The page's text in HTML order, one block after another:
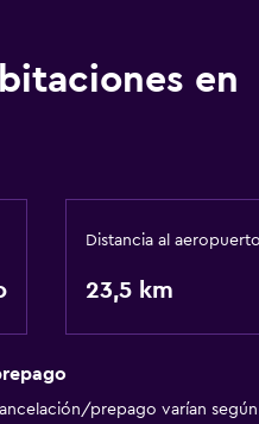
en
Distancia al aeropuerto
23,5 km
prepago varían